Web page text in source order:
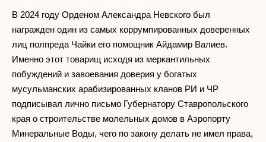
В 2024 году Орденом Александра Невского был
награжден один из самых коррумпированных доверенных
лиц полпреда Чайки его помощник Айдамир Валиев.
Именно этот товарищ исходя из меркантильных
побуждений и завоевания доверия у богатых
мусульманских арабизированных кланов РИ и ЧР
подписывал лично письмо Губернатору Ставропольского
края о строительстве молельных домов в Аэропорту
Минеральные Воды, чего по закону делать не имел права,